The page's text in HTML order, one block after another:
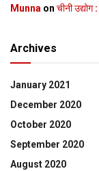
Munna on चीनी
Archives
January 2021
December 2020
October 2020
September 2020
August 2020